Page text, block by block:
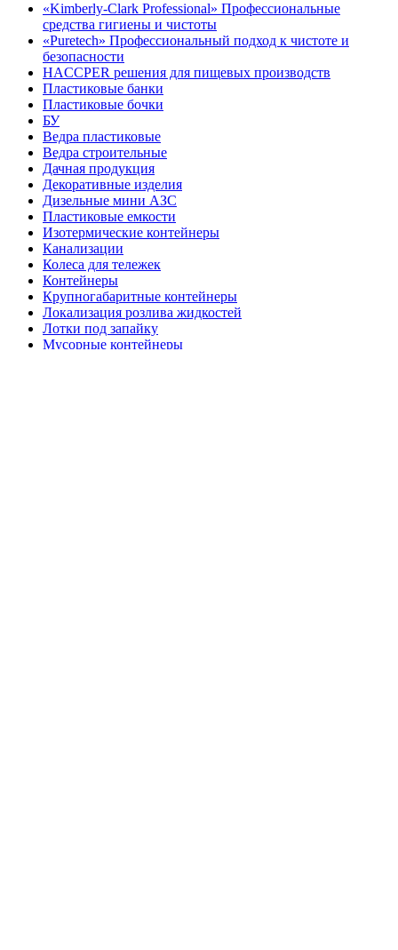
«Kimberly-Clark Professional» Профессиональные
средства гигиены и чистоты
«Puretech» Профессиональный подход к чистоте и
безопасности
HACCPER решения для пищевых производств
Пластиковые банки
Пластиковые бочки
БУ
Ведра пластиковые
Ведра строительные
Дачная продукция
Декоративные изделия
Дизельные мини АЗС
Пластиковые емкости
Изотермические контейнеры
Канализации
Колеса для тележек
Контейнеры
Крупногабаритные контейнеры
Локализация розлива жидкостей
Лотки под запайку
Мусорные контейнеры